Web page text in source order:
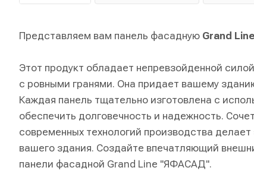
Представляем вам панель фасадную Grand
Этот продукт обладает непревзойденной
с ровными гранями. Она придает вашему
Каждая панель тщательно изготовлена с
обеспечить долговечность и надежность.
современных технологий производства
вашего здания. Создайте впечатляющий
панели фасадной Grand Line "ЯФАСАД".